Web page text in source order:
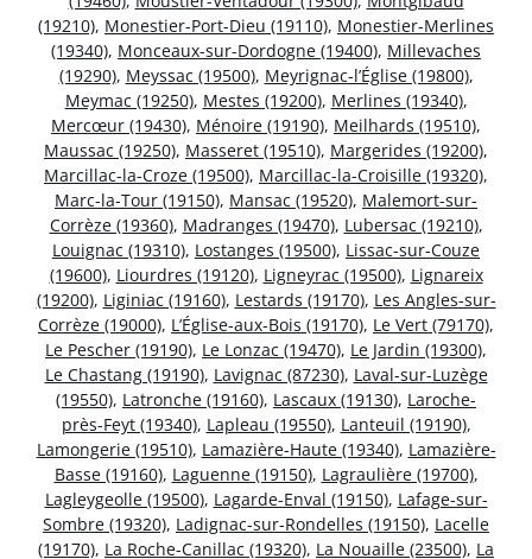
(19210), Monestier-Port-Dieu (19110), Monestier-Merlines
(19340), Monceaux-sur-Dordogne (19400), Millevaches
(19290), Meyssac (19500), Meyrignac-l’Église (19800),
Meymac (19250), Mestes (19200), Merlines (19340),
Mercœur (19430), Ménoire (19190), Meilhards (19510),
Maussac (19250), Masseret (19510), Margerides (19200),
Marcillac-la-Croze (19500), Marcillac-la-Croisille (19320),
Marc-la-Tour (19150), Mansac (19520), Malemort-sur-
Corrèze (19360), Madranges (19470), Lubersac (19210),
Louignac (19310), Lostanges (19500), Lissac-sur-Couze
(19600), Liourdres (19120), Ligneyrac (19500), Lignareix
(19200), Liginiac (19160), Lestards (19170), Les Angles-sur-
Corrèze (19000), L’Église-aux-Bois (19170), Le Vert (79170),
Le Pescher (19190), Le Lonzac (19470), Le Jardin (19300),
Le Chastang (19190), Lavignac (87230), Laval-sur-Luzège
(19550), Latronche (19160), Lascaux (19130), Laroche-
près-Feyt (19340), Lapleau (19550), Lanteuil (19190),
Lamongerie (19510), Lamazière-Haute (19340), Lamazière-
Basse (19160), Laguenne (19150), Lagraulière (19700),
Lagleygeolle (19500), Lagarde-Enval (19150), Lafage-sur-
Sombre (19320), Ladignac-sur-Rondelles (19150), Lacelle
(19170), La Roche-Canillac (19320), La Nouaille (23500), La